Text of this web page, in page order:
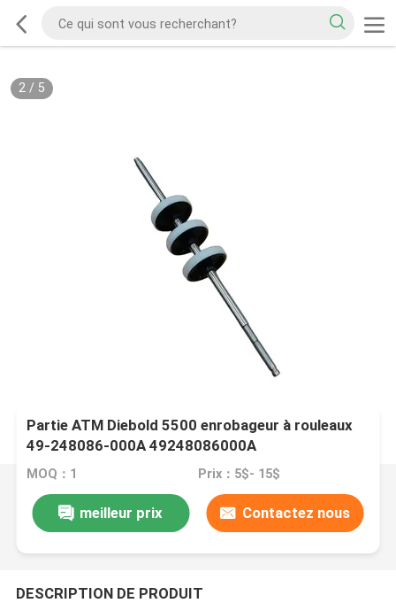
2/ 5
Partie ATM Diebold 5500 enrobageur à rouleaux
49-248086-000A 49248086000A
MOQ：1 Prix：5$- 15$
meilleur prix Contactez nous
DESCRIPTION DE PRODUIT